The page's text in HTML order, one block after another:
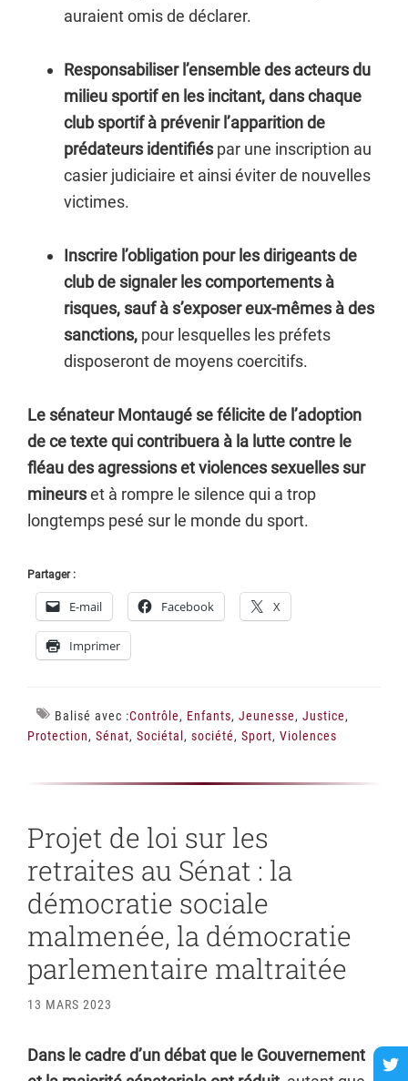
auraient omis de déclarer.
Responsabiliser l’ensemble des acteurs du
milieu sportif en les incitant, dans chaque
club sportif à prévenir l’apparition de
prédateurs identifiés par une inscription au
casier judiciaire et ainsi éviter de nouvelles
victimes.
Inscrire l’obligation pour les dirigeants de
club de signaler les comportements à
risques, sauf à s’exposer eux-mêmes à des
sanctions, pour lesquelles les préfets
disposeront de moyens coercitifs.
Le sénateur Montaugé se félicite de l’adoption
de ce texte qui contribuera à la lutte contre le
fléau des agressions et violences sexuelles sur
mineurset à rompre le silence qui a trop
longtemps pesé sur le monde du sport.
Partager :
E-mail Facebook X
Imprimer
Balisé avec :Contrôle, Enfants, Jeunesse, Justice,
Protection, Sénat, Sociétal, société, Sport, Violences
Projet de loi sur les
retraites au Sénat : la
démocratie sociale
malmenée, la démocratie
parlementaire maltraitée
13 MARS 2023
Dans le cadre d’un débat que le Gouvernement